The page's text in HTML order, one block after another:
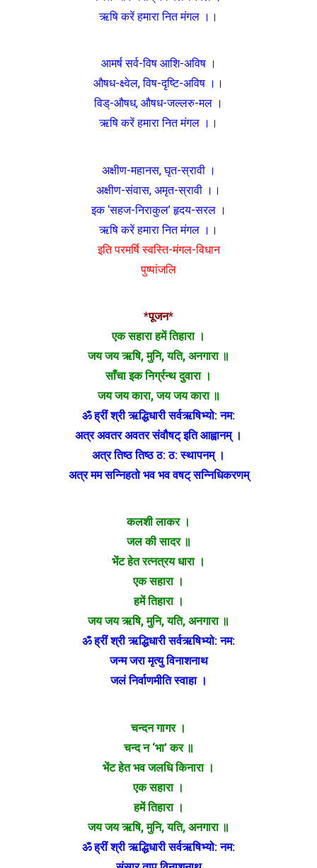
ऋषि करें हमारा नित मंगल ।।
आमर्ष सर्व-विष आशि-अविष ।
औषध-क्ष्वेल, विष-दृष्टि-अविष ।।
विड्-औषध, औषध-जल्लरु-मल ।
ऋषि करें हमारा नित मंगल ।।
अक्षीण-महानस, घृत-स्रावी ।
अक्षीण-संवास, अमृत-स्रावी ।।
इक ‘सहज-निराकुल’ हृदय-सरल ।
ऋषि करें हमारा नित मंगल ।।
इति परमर्षि स्वस्ति-मंगल-विधान
पुष्पांजलि
*पूजन*
एक सहारा हमें तिहारा ।
जय जय ऋषि, मुनि, यति, अनगारा ॥
साँचा इक निर्ग्रन्थ दुवारा ।
जय जय कारा, जय जय कारा ॥
ॐ ह्रीं श्री ऋद्धिधारी सर्वऋषिभ्यो: नम:
अत्र अवतर अवतर संवौषट् इति आह्वानम् ।
अत्र तिष्ठ तिष्ठ ठ: ठ: स्थापनम् ।
अत्र मम सन्निहतो भव भव वषट् सन्निधिकरणम्
कलशी लाकर ।
जल की सादर ॥
भेंट हेत रत्नत्रय धारा ।
एक सहारा ।
हमें तिहारा ।
जय जय ऋषि, मुनि, यति, अनगारा ॥
ॐ ह्रीं श्री ऋद्धिधारी सर्वऋषिभ्यो: नम:
जन्म जरा मृत्यु विनाशनाथ
जलं निर्वाणमीति स्वाहा ।
चन्दन गागर ।
चन्द न ‘भा’ कर ॥
भेंट हेत भव जलधि किनारा ।
एक सहारा ।
हमें तिहारा ।
जय जय ऋषि, मुनि, यति, अनगारा ॥
ॐ ह्रीं श्री ऋद्धिधारी सर्वऋषिभ्यो: नम: